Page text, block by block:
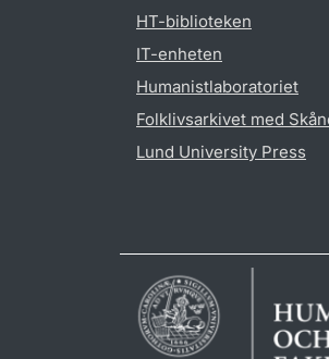
HT-biblioteken
IT-enheten
Humanistlaboratoriet
Folklivsarkivet med
Lund University Press